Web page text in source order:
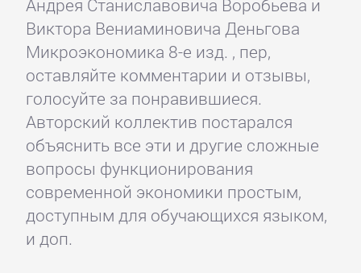
Андрея Станиславовича Воробьева и
Виктора Вениаминовича Деньгова
Микроэкономика 8-е изд. , пер,
оставляйте комментарии и отзывы,
голосуйте за понравившиеся.
Авторский коллектив постарался
объяснить все эти и другие сложные
вопросы функционирования
современной экономики простым,
доступным для обучающихся языком,
и доп.